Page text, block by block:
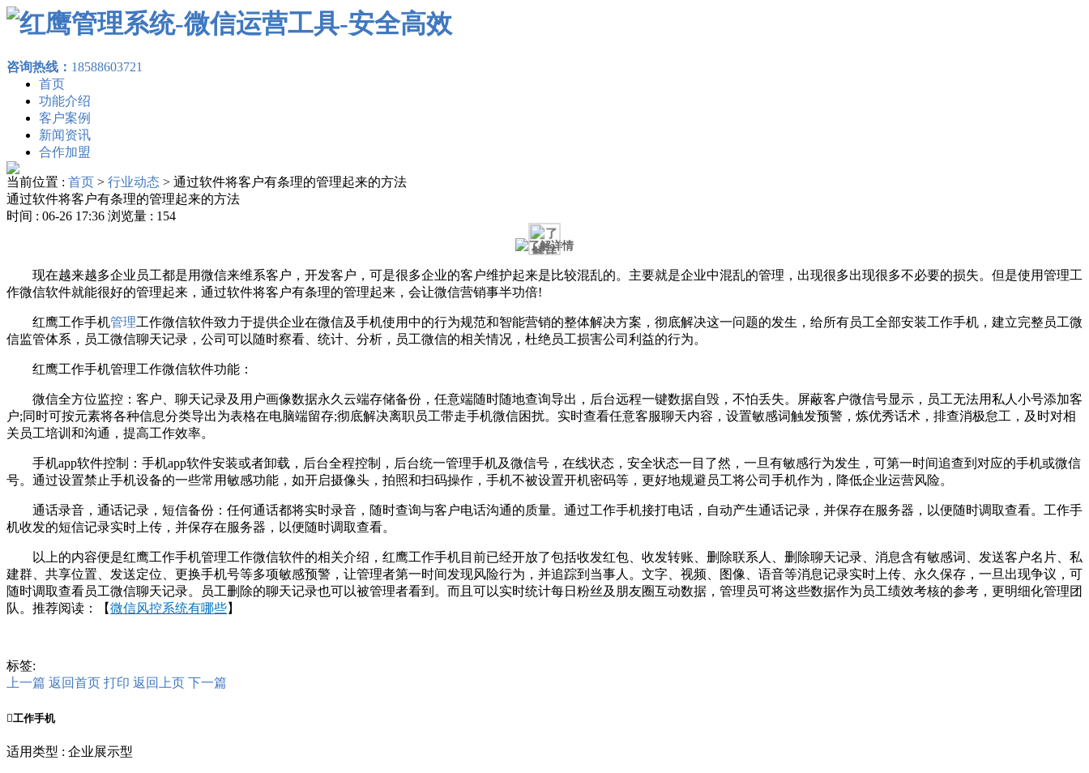
咨询热线： 18588603721
首页
功能介绍
客户案例
新闻资讯
合作加盟
当前位置 : 首页 > 行业动态 > 通过软件将客户有条理的管理起来的方法
通过软件将客户有条理的管理起来的方法
时间 : 06-26 17:36 浏览量 : 154
现在越来越多企业员工都是用微信来维系客户，开发客户，可是很多企业的客户维护起来是比较混乱的。主要就是企业中混乱的管理，出现很多出现很多不必要的损失。但是使用管理工
作微信软件就能很好的管理起来，通过软件将客户有条理的管理起来，会让微信营销事半功倍!
红鹰工作手机管理工作微信软件致力于提供企业在微信及手机使用中的行为规范和智能营销的整体解决方案，彻底解决这一问题的发生，给所有员工全部安装工作手机，建立完整员工微
信监管体系，员工微信聊天记录，公司可以随时察看、统计、分析，员工微信的相关情况，杜绝员工损害公司利益的行为。
红鹰工作手机管理工作微信软件功能：
微信全方位监控：客户、聊天记录及用户画像数据永久云端存储备份，任意端随时随地查询导出，后台远程一键数据自毁，不怕丢失。屏蔽客户微信号显示，员工无法用私人小号添加客
户;同时可按元素将各种信息分类导出为表格在电脑端留存;彻底解决离职员工带走手机微信困扰。实时查看任意客服聊天内容，设置敏感词触发预警，炼优秀话术，排查消极怠工，及时对相
关员工培训和沟通，提高工作效率。
手机app软件控制：手机app软件安装或者卸载，后台全程控制，后台统一管理手机及微信号，在线状态，安全状态一目了然，一旦有敏感行为发生，可第一时间追查到对应的手机或微信
号。通过设置禁止手机设备的一些常用敏感功能，如开启摄像头，拍照和扫码操作，手机不被设置开机密码等，更好地规避员工将公司手机作为，降低企业运营风险。
通话录音，通话记录，短信备份：任何通话都将实时录音，随时查询与客户电话沟通的质量。通过工作手机接打电话，自动产生通话记录，并保存在服务器，以便随时调取查看。工作手
机收发的短信记录实时上传，并保存在服务器，以便随时调取查看。
以上的内容便是红鹰工作手机管理工作微信软件的相关介绍，红鹰工作手机目前已经开放了包括收发红包、收发转账、删除联系人、删除聊天记录、消息含有敏感词、发送客户名片、私
建群、共享位置、发送定位、更换手机号等多项敏感预警，让管理者第一时间发现风险行为，并追踪到当事人。文字、视频、图像、语音等消息记录实时上传、永久保存，一旦出现争议，可
随时调取查看员工微信聊天记录。员工删除的聊天记录也可以被管理者看到。而且可以实时统计每日粉丝及朋友圈互动数据，管理员可将这些数据作为员工绩效考核的参考，更明细化管理团
队。推荐阅读：【微信风控系统有哪些】
标签:
上一篇 返回首页 打印 返回上页 下一篇
工作手机
适用类型 : 企业展示型